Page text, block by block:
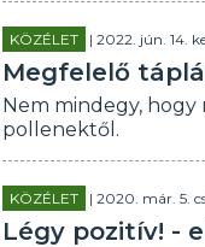
KÖZÉLET | 2022. jún. 14.
Megfelelő
Nem mindegy, hogy
pollenektől.
KÖZÉLET | 2020. már. 5.
Légy pozitív! -